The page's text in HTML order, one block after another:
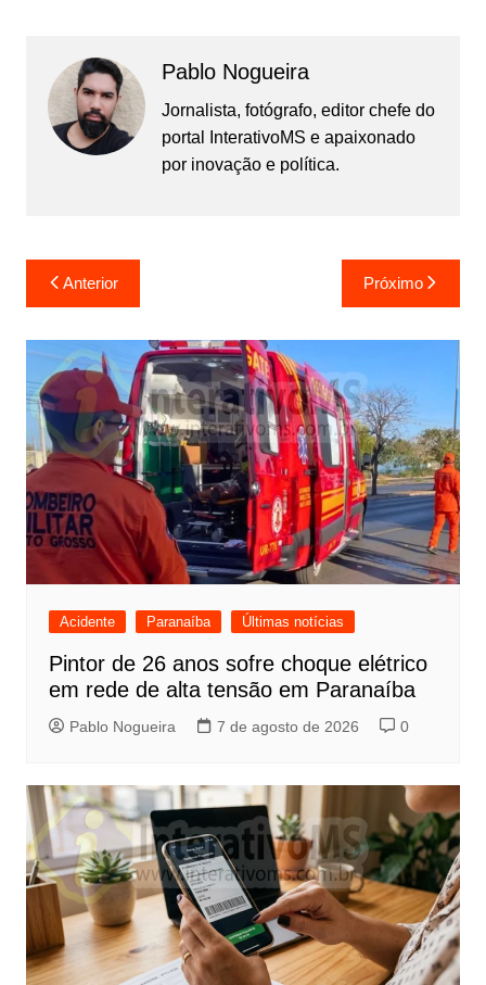
Pablo Nogueira
Jornalista, fotógrafo, editor chefe do
portal InterativoMS e apaixonado
por inovação e política.
Navegação
de
Post
Anterior Próximo
Acidente Paranaíba Últimas notícias
Pintor de 26 anos sofre choque elétrico
em rede de alta tensão em Paranaíba
Pablo Nogueira 7 de agosto de 2026 0